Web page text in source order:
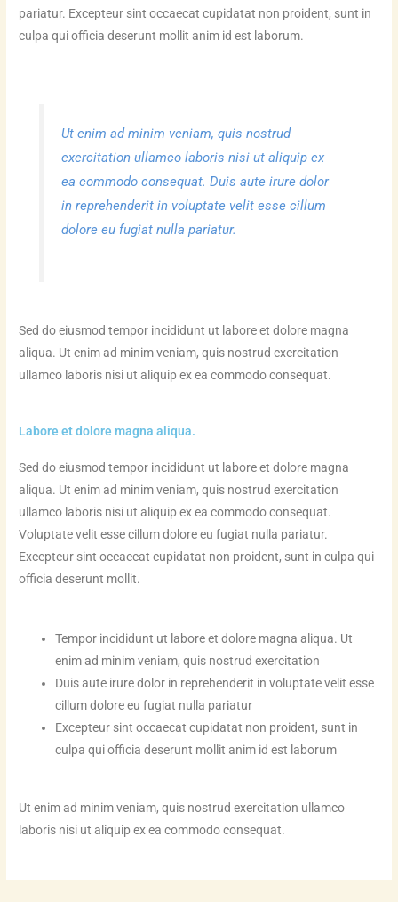
pariatur. Excepteur sint occaecat cupidatat non proident, sunt in
culpa qui officia deserunt mollit anim id est laborum.
Ut enim ad minim veniam, quis nostrud
exercitation ullamco laboris nisi ut aliquip ex
ea commodo consequat. Duis aute irure dolor
in reprehenderit in voluptate velit esse cillum
dolore eu fugiat nulla pariatur.
Sed do eiusmod tempor incididunt ut labore et dolore magna
aliqua. Ut enim ad minim veniam, quis nostrud exercitation
ullamco laboris nisi ut aliquip ex ea commodo consequat.
Labore et dolore magna aliqua.
Sed do eiusmod tempor incididunt ut labore et dolore magna
aliqua. Ut enim ad minim veniam, quis nostrud exercitation
ullamco laboris nisi ut aliquip ex ea commodo consequat.
Voluptate velit esse cillum dolore eu fugiat nulla pariatur.
Excepteur sint occaecat cupidatat non proident, sunt in culpa qui
officia deserunt mollit.
Tempor incididunt ut labore et dolore magna aliqua. Ut
enim ad minim veniam, quis nostrud exercitation
Duis aute irure dolor in reprehenderit in voluptate velit esse
cillum dolore eu fugiat nulla pariatur
Excepteur sint occaecat cupidatat non proident, sunt in
culpa qui officia deserunt mollit anim id est laborum
Ut enim ad minim veniam, quis nostrud exercitation ullamco
laboris nisi ut aliquip ex ea commodo consequat.